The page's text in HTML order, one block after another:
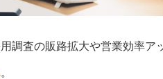
調査の販路拡大や営業効率ア
。